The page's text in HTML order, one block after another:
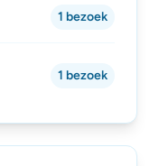
1 bezoek
1 bezoek